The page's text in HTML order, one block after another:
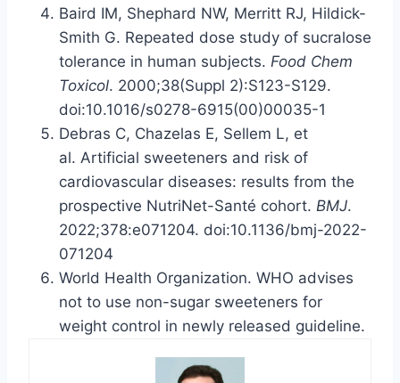
Baird IM, Shephard NW, Merritt RJ, Hildick-
Smith G. Repeated dose study of sucralose
tolerance in human subjects. Food Chem
Toxicol. 2000;38(Suppl 2):S123-S129.
doi:10.1016/s0278-6915(00)00035-1
Debras C, Chazelas E, Sellem L, et
al. Artificial sweeteners and risk of
cardiovascular diseases: results from the
prospective NutriNet-Santé cohort. BMJ.
2022;378:e071204. doi:10.1136/bmj-2022-
071204
World Health Organization. WHO advises
not to use non-sugar sweeteners for
weight control in newly released guideline.